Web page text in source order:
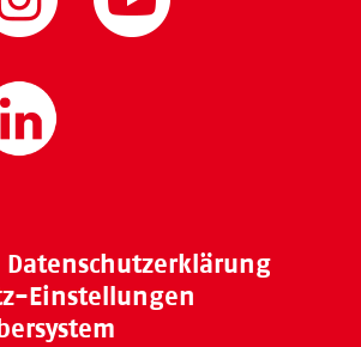
Datenschutzerklärung
Einstellungen